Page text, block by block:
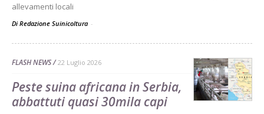
allevamenti locali
Di Redazione Suinicoltura -
FLASH NEWS 22 Luglio 2026
Peste suina africana in Serbia,
abbattuti quasi 30mila capi